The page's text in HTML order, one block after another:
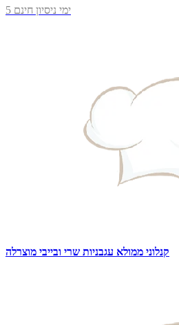
5 ימי ניסיון חינם
קנלוני ממולא עגבניות שרי ובייבי מוצרלה